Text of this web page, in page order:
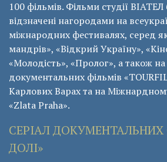
100 фільмів. Фільми студії ВІАТЕЛ
відзначені нагородами на
міжнародних фестивалях, серед
мандрів», «Відкрий Україну»,
«Молодість», «Пролог», а також на
документальних фільмів
Карлових Варах та на
«Zlata Praha».
СЕРІАЛ ДОКУМЕНТАЛЬНИХ
ДОЛІ»